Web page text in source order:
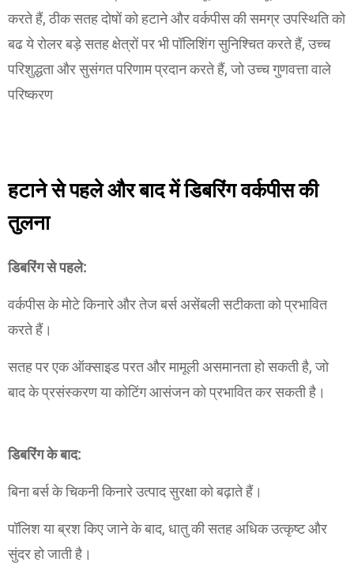
करते हैं, ठीक सतह दोषों को हटाने और वर्कपीस की समग्र उपस्थिति को
बढ ये रोलर बड़े सतह क्षेत्रों पर भी पॉलिशिंग सुनिश्चित करते हैं, उच्च
परिशुद्धता और सुसंगत परिणाम प्रदान करते हैं, जो उच्च गुणवत्ता वाले
परिष्करण
हटाने से पहले और बाद में डिबरिंग वर्कपीस की
तुलना
डिबरिंग से पहले:
वर्कपीस के मोटे किनारे और तेज बर्स असेंबली सटीकता को प्रभावित
करते हैं।
सतह पर एक ऑक्साइड परत और मामूली असमानता हो सकती है, जो
बाद के प्रसंस्करण या कोटिंग आसंजन को प्रभावित कर सकती है।
डिबरिंग के बाद:
बिना बर्स के चिकनी किनारे उत्पाद सुरक्षा को बढ़ाते हैं।
पॉलिश या ब्रश किए जाने के बाद, धातु की सतह अधिक उत्कृष्ट और
सुंदर हो जाती है।